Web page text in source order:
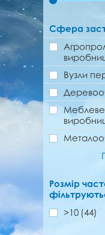
Сфера
Вузли
Меблеве
Розмір
>10 (44)